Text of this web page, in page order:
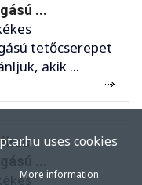
...
tetőcserepet
akik ...
uses cookies
More information